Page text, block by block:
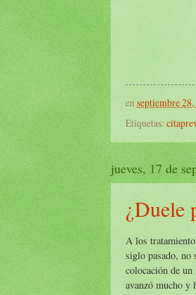
enseptiembre
Etiquetas:
jueves, 17 de
¿Duele
A los
siglo pasado, no
colocación de un
avanzó mucho y